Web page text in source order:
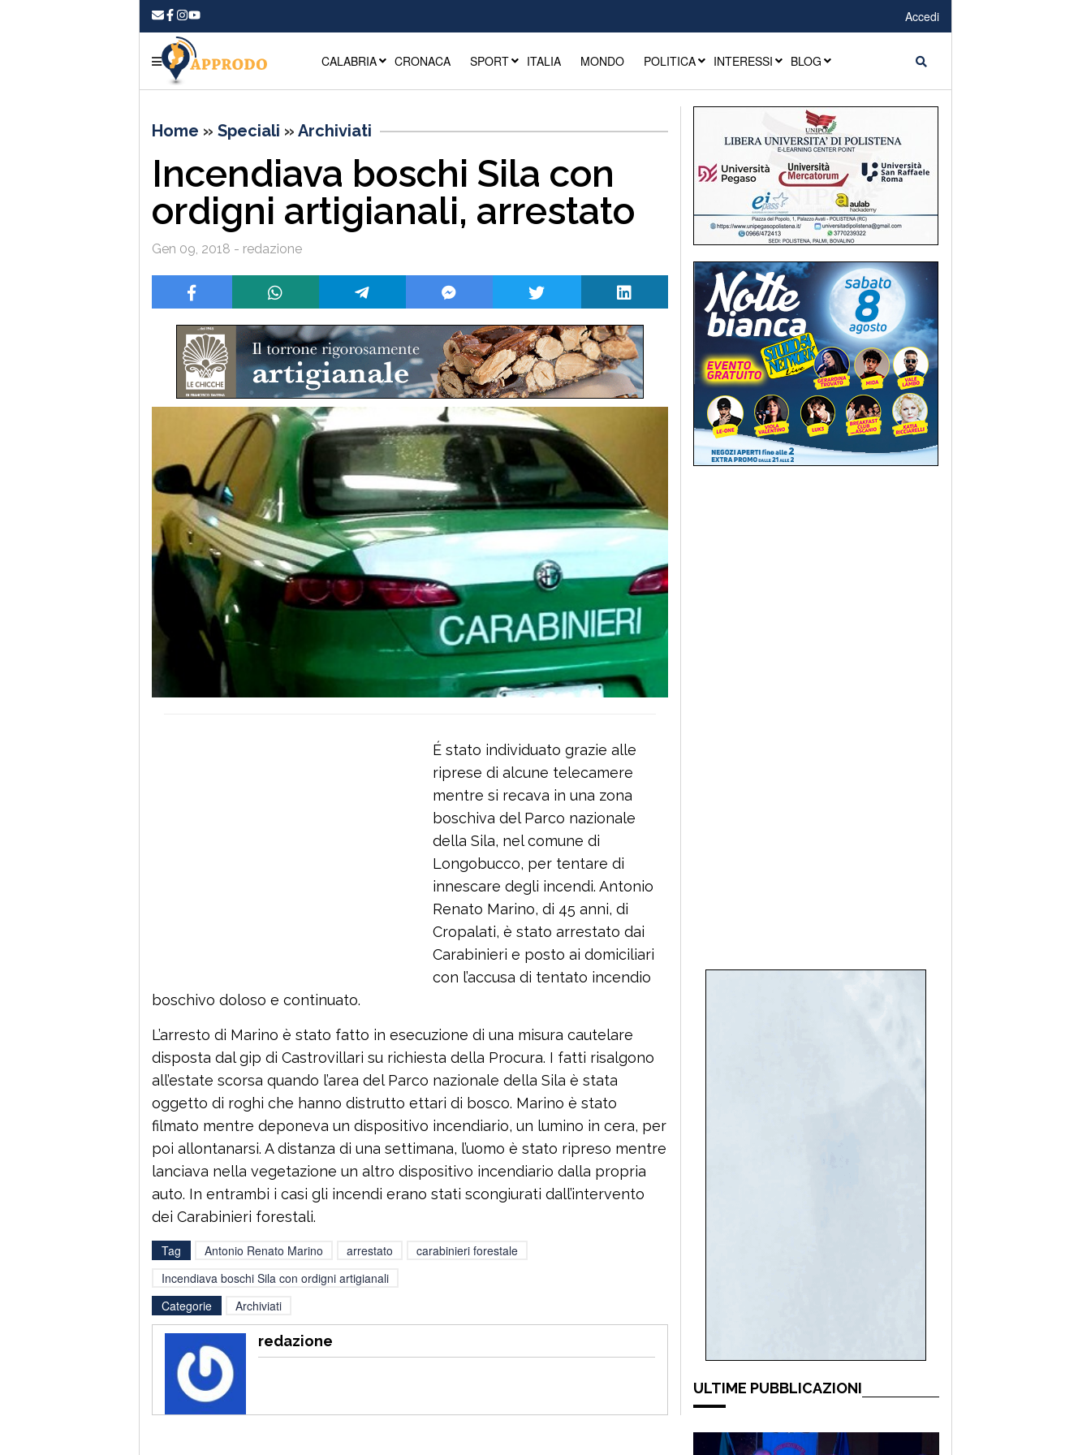
Accedi
CALABRIA CRONACA SPORT ITALIA MONDO POLITICA INTERESSI BLOG
Home » Speciali » Archiviati
Incendiava boschi Sila con
ordigni artigianali, arrestato
Gen 09, 2018 - redazione
É stato individuato grazie alle
riprese di alcune telecamere
mentre si recava in una zona
boschiva del Parco nazionale
della Sila, nel comune di
Longobucco, per tentare di
innescare degli incendi. Antonio
Renato Marino, di 45 anni, di
Cropalati, è stato arrestato dai
Carabinieri e posto ai domiciliari
con l’accusa di tentato incendio
boschivo doloso e continuato.
L’arresto di Marino è stato fatto in esecuzione di una misura cautelare
disposta dal gip di Castrovillari su richiesta della Procura. I fatti risalgono
all’estate scorsa quando l’area del Parco nazionale della Sila è stata
oggetto di roghi che hanno distrutto ettari di bosco. Marino è stato
filmato mentre deponeva un dispositivo incendiario, un lumino in cera, per
poi allontanarsi. A distanza di una settimana, l’uomo è stato ripreso mentre
lanciava nella vegetazione un altro dispositivo incendiario dalla propria
auto. In entrambi i casi gli incendi erano stati scongiurati dall’intervento
dei Carabinieri forestali.
Tag Antonio Renato Marino arrestato
carabinieri forestale
Incendiava boschi Sila con ordigni artigianali
Categorie
Archiviati
redazione
ULTIME PUBBLICAZIONI